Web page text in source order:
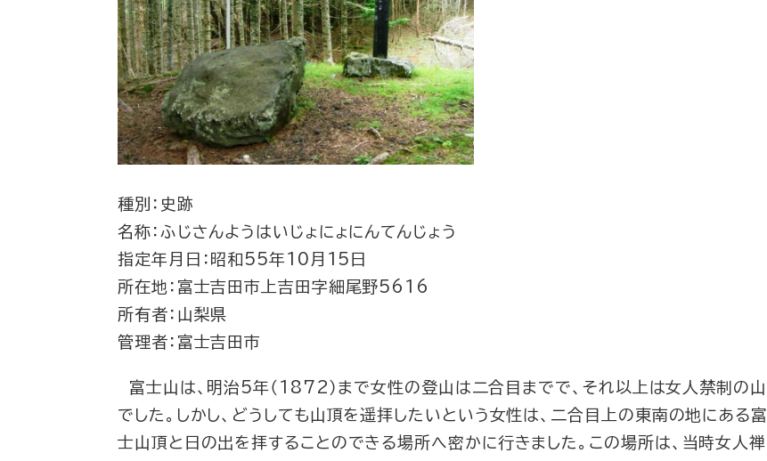
種別：史跡
名称：ふじさんようはいじょにょにんてんじょう
指定年月日：昭和55年10月15日
所在地：富士吉田市上吉田字細尾野5616
所有者：山梨県
管理者：富士吉田市
富士山は、明治5年（1872）まで女性の登山は二合目までで、それ以上は女人禁制の山
でした。しかし、どうしても山頂を遥拝したいという女性は、二合目上の東南の地にある富
士山頂と日の出を拝することのできる場所へ密かに行きました。この場所は、当時女人禅